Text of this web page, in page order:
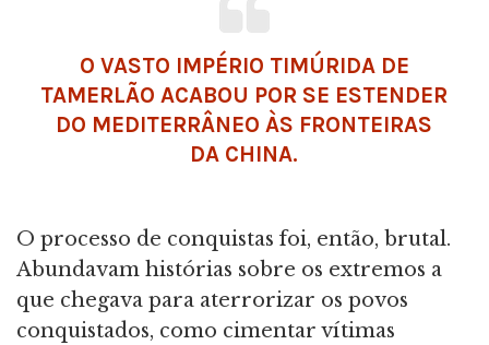
O VASTO IMPÉRIO TIMÚRIDA DE
TAMERLÃO ACABOU POR SE ESTENDER
DO MEDITERRÂNEO ÀS FRONTEIRAS
DA CHINA.
O processo de conquistas foi, então, brutal.
Abundavam histórias sobre os extremos a
que chegava para aterrorizar os povos
conquistados, como cimentar vítimas